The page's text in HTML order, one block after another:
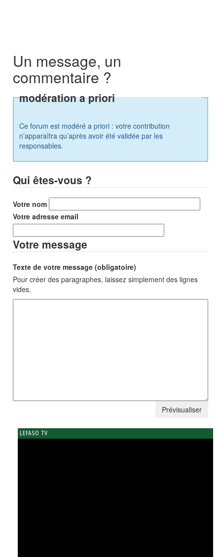
Un message, un
commentaire ?
modération a priori
Ce forum est modéré a priori : votre contribution
n’apparaîtra qu’après avoir été validée par les
responsables.
Qui êtes-vous ?
Votre nom
Votre adresse email
Votre message
Texte de votre message (obligatoire)
Pour créer des paragraphes, laissez simplement des lignes
vides.
LEFASO TV